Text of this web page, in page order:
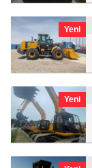
Yeni
Yeni